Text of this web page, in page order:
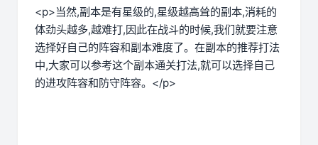
<p>当然,副本是有星级的,星级越高耸的副本,消耗的
体劲头越多,越难打,因此在战斗的时候,我们就要注意
选择好自己的阵容和副本难度了。在副本的推荐打法
中,大家可以参考这个副本通关打法,就可以选择自己
的进攻阵容和防守阵容。</p>